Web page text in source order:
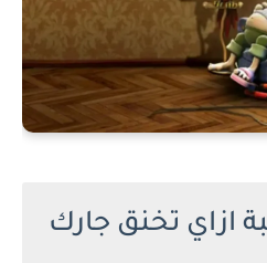
ازاي تخنق جارك